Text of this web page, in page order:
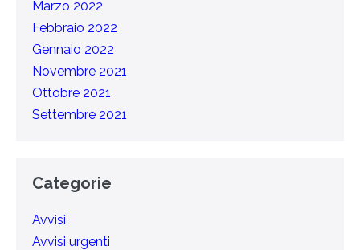
Marzo 2022
Febbraio 2022
Gennaio 2022
Novembre 2021
Ottobre 2021
Settembre 2021
Categorie
Avvisi
Avvisi urgenti